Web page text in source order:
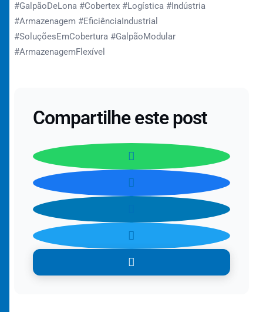
#GalpãoDeLona #Cobertex #Logística #Indústria
#Armazenagem #EficiênciaIndustrial
#SoluçõesEmCobertura #GalpãoModular
#ArmazenagemFlexível
Compartilhe este post